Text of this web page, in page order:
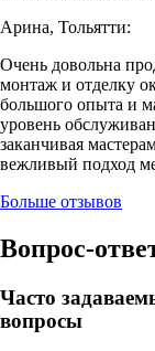
Арина, Тольятти:
Очень довольна
монтаж и отделку
большого опыта и
уровень
заканчивая
вежливый подход
Больше отзывов
Вопрос-
Часто
вопросы